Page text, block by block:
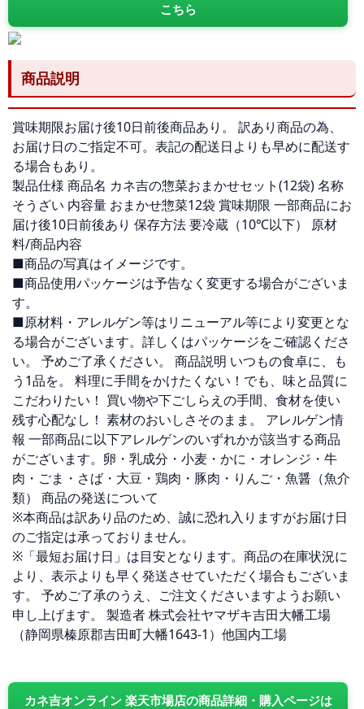
こちら
商品説明
賞味期限お届け後10日前後商品あり。 訳あり商品の為、
お届け日のご指定不可。表記の配送日よりも早めに配送す
る場合もあり。
製品仕様 商品名 カネ吉の惣菜おまかせセット(12袋) 名称
そうざい 内容量 おまかせ惣菜12袋 賞味期限 一部商品にお
届け後10日前後あり 保存方法 要冷蔵（10℃以下） 原材
料/商品内容
■商品の写真はイメージです。
■商品使用パッケージは予告なく変更する場合がございま
す。
■原材料・アレルゲン等はリニューアル等により変更とな
る場合がございます。詳しくはパッケージをご確認くださ
い。 予めご了承ください。 商品説明 いつもの食卓に、も
う1品を。 料理に手間をかけたくない！でも、味と品質に
こだわりたい！ 買い物や下ごしらえの手間、食材を使い
残す心配なし！ 素材のおいしさそのまま。 アレルゲン情
報 一部商品に以下アレルゲンのいずれかが該当する商品
がございます。卵・乳成分・小麦・かに・オレンジ・牛
肉・ごま・さば・大豆・鶏肉・豚肉・りんご・魚醤（魚介
類） 商品の発送について
※本商品は訳あり品のため、誠に恐れ入りますがお届け日
のご指定は承っておりません。
※「最短お届け日」は目安となります。商品の在庫状況に
より、表示よりも早く発送させていただく場合もございま
す。 予めご了承のうえ、ご注文くださいますようお願い
申し上げます。 製造者 株式会社ヤマザキ吉田大幡工場
（静岡県榛原郡吉田町大幡1643-1）他国内工場
カネ吉オンライン 楽天市場店の商品詳細・購入ページは